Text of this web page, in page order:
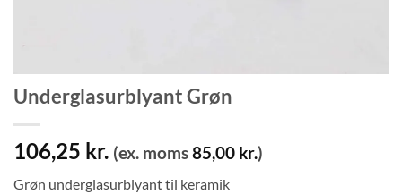
Underglasurblyant Grøn
106,25 kr. (ex. moms85,00 kr.)
Grøn underglasurblyant til keramik